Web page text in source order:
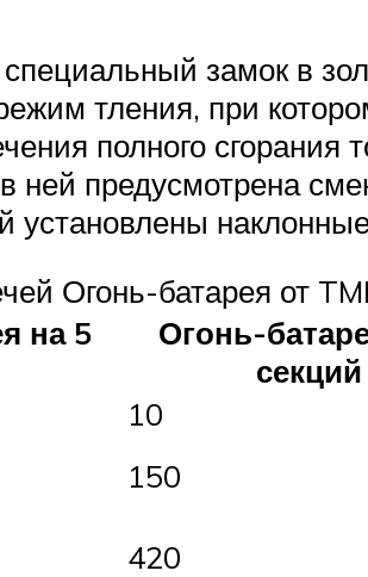
замок в
тления, при
полного
ней предусмотрена
установлены
Огонь-батарея от
на 5
Огонь-
секций
10
150
420